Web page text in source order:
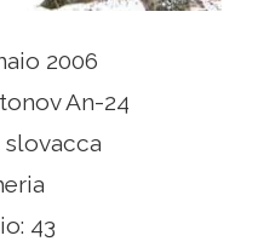
2006
An-24
slovacca
43